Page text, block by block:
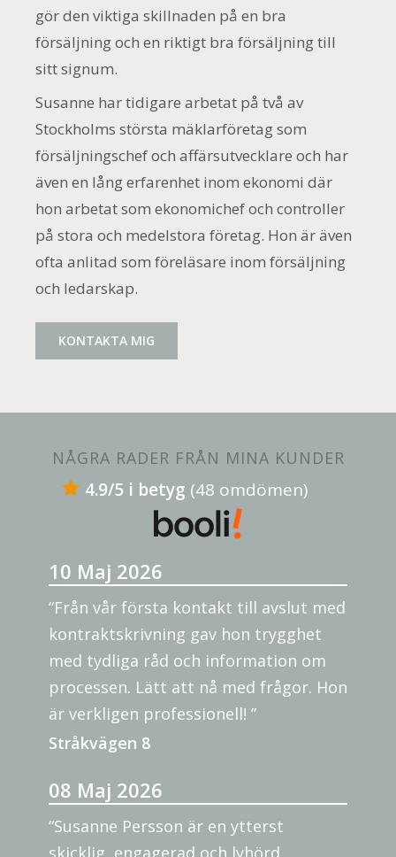
gör den viktiga skillnaden på en bra
försäljning och en riktigt bra försäljning till
sitt signum.
Susanne har tidigare arbetat på två av
Stockholms största mäklarföretag som
försäljningschef och affärsutvecklare och har
även en lång erfarenhet inom ekonomi där
hon arbetat som ekonomichef och controller
på stora och medelstora företag. Hon är även
ofta anlitad som föreläsare inom försäljning
och ledarskap.
KONTAKTA MIG
NÅGRA RADER FRÅN MINA KUNDER
4.9/5 i betyg (48 omdömen)
10 Maj 2026
“Från vår första kontakt till avslut med
kontraktskrivning gav hon trygghet
med tydliga råd och information om
processen. Lätt att nå med frågor. Hon
är verkligen professionell! ”
Stråkvägen 8
08 Maj 2026
“Susanne Persson är en ytterst
skicklig, engagerad och lyhörd